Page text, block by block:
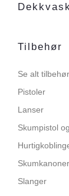
Tilbehør
Se alt tilbehør
Pistoler
Lanser
Skumpistol
Skumkanoner
Slanger